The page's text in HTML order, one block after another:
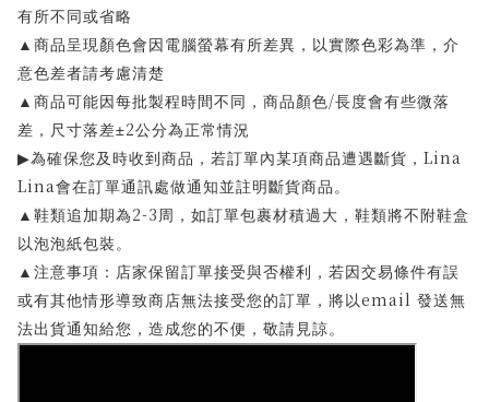
有所不同或省略
▲ 商品呈現顏色會因電腦螢幕有所差異，以實際色彩為準，介
意色差者請考慮清楚
▲ 商品可能因每批製程時間不同，商品顏色/長度會有些微落
差，尺寸落差±2公分為正常情況
▶為確保您及時收到商品，若訂單內某項商品遭遇斷貨， Lina
Lina會在訂單通訊處做通知並註明斷貨商品。
▲ 鞋類追加期為2-3 周，如訂單包裹材積過大，鞋類將不附鞋盒
以泡泡紙包裝。
▲ 注意事項：店家保留訂單接受與否權利，若因交易條件有誤
或有其他情形導致商店無法接受您的訂單，將以email 發送無
法出貨通知給您，造成您的不便，敬請見諒。